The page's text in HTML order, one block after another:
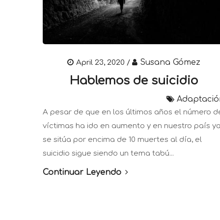
April 23, 2020 / Susana Gómez
Hablemos de suicidio
A pesar de que en los últimos años el número
víctimas ha ido en aumento y en nuestro país ya
se sitúa por encima de 10 muertes al día, el
suicidio sigue siendo un tema tabú...
Continuar Leyendo